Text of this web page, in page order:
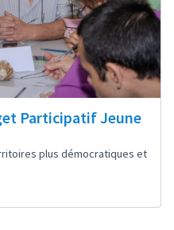
Participatif Jeune
plus démocratiques et